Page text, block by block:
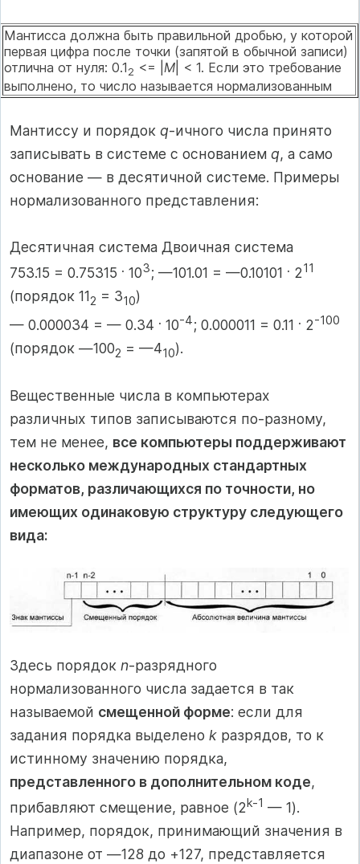
Мантисса должна быть правильной дробью, у которой
первая цифра после точки (запятой в обычной записи)
отлична от нуля: 0.12 <= | M | < 1. Если это требование
выполнено, то число называется нормализованным
Мантиссу и порядок q-ичного числа принято
записывать в системе с основанием q, а само
основание — в десятичной системе. Примеры
нормализованного представления:
Десятичная система Двоичная система
753.15 = 0.75315 . 103; —101.01 = —0.10101 . 211
(порядок 112 = 310)
— 0.000034 = — 0.34 . 10-4; 0.000011 = 0.11 . 2-100
(порядок —1002 = —410).
Вещественные числа в компьютерах
различных типов записываются по-разному,
тем не менее, все компьютеры поддерживают
несколько международных стандартных
форматов, различающихся по точности, но
имеющих одинаковую структуру следующего
вида:
Здесь порядок n-разрядного
нормализованного числа задается в так
называемой смещенной форме: если для
задания порядка выделено k разрядов, то к
истинному значению порядка,
представленного в дополнительном коде,
прибавляют смещение, равное (2k-1 — 1).
Например, порядок, принимающий значения в
диапазоне от —128 до +127, представляется